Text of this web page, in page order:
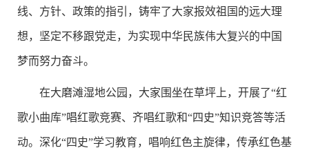
线、方针、政策的指引，铸牢了大家报效祖国的远大理
想，坚定不移跟党走，为实现中华民族伟大复兴的中国
梦而努力奋斗。
在大磨滩湿地公园，大家围坐在草坪上，开展了“红
歌小曲库”唱红歌竞赛、齐唱红歌和“四史”知识竞答等活
动。深化“四史”学习教育，唱响红色主旋律，传承红色基